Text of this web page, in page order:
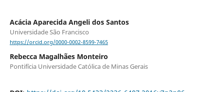
Acácia Aparecida Angeli dos Santos
Universidade São Francisco
https://orcid.org/0000-0002-8599-7465
Rebecca Magalhães Monteiro
Pontifícia Universidade Católica de Minas Gerais